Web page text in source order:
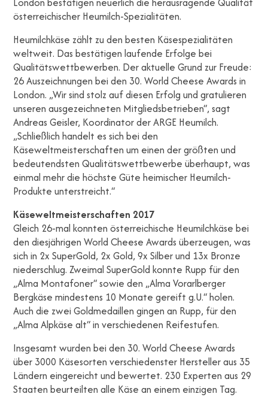
österreichischer Heumilch-Spezialitäten.
Heumilchkäse zählt zu den besten Käsespezialitäten
weltweit. Das bestätigen laufende Erfolge bei
Qualitätswettbewerben. Der aktuelle Grund zur Freude:
26 Auszeichnungen bei den 30. World Cheese Awards in
London. „Wir sind stolz auf diesen Erfolg und gratulieren
unseren ausgezeichneten Mitgliedsbetrieben“, sagt
Andreas Geisler, Koordinator der ARGE Heumilch.
„Schließlich handelt es sich bei den
Käseweltmeisterschaften um einen der größten und
bedeutendsten Qualitätswettbewerbe überhaupt, was
einmal mehr die höchste Güte heimischer Heumilch-
Produkte unterstreicht.“
Käseweltmeisterschaften 2017
Gleich 26-mal konnten österreichische Heumilchkäse bei
den diesjährigen World Cheese Awards überzeugen, was
sich in 2x SuperGold, 2x Gold, 9x Silber und 13x Bronze
niederschlug. Zweimal SuperGold konnte Rupp für den
„Alma Montafoner“ sowie den „Alma Vorarlberger
Bergkäse mindestens 10 Monate gereift g.U.“ holen.
Auch die zwei Goldmedaillen gingen an Rupp, für den
„Alma Alpkäse alt“ in verschiedenen Reifestufen.
Insgesamt wurden bei den 30. World Cheese Awards
über 3000 Käsesorten verschiedenster Hersteller aus 35
Ländern eingereicht und bewertet. 230 Experten aus 29
Staaten beurteilten alle Käse an einem einzigen Tag.